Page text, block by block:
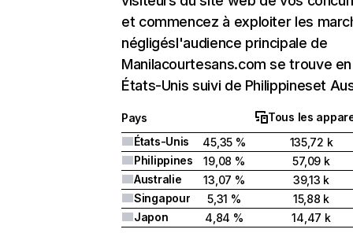
et commencez à exploiter les
négligésl'audience principale de
Manilacourtesans.com se trouve en
États-Unis suivi de Philippineset
Pays
Tous les
États-Unis
45,35 %
135,72 k
Philippines
19,08 %
57,09 k
Australie
13,07 %
39,13 k
Singapour
5,31 %
15,88 k
Japon
4,84 % 14,47 k